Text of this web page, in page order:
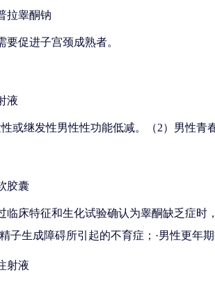
拉睾酮钠
要促进子宫颈成熟者。
液
性或继发性男性性功能低减。（2）男性
胶囊
临床特征和生化试验确认为睾酮缺乏症时
子生成障碍所引起的不育症；·男性更年
射液